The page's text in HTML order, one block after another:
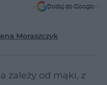
Dodaj do Google
Moraszczyk
zależy od mąki, z